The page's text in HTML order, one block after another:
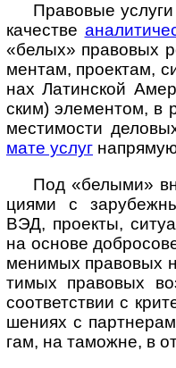
Правовые
каче­стве
«бе­лых» пра­во­вых
мен­там, про­е­к­там,
нах Латин­ской
ским) эле­мен­том, в
мес­ти­мо­сти
мате услуг
Под «белыми»
ци­ями с
ВЭД, прое­кты,
на ос­но­ве
ме­ни­мых пра­во­вых
ти­мых пра­во­вых
соот­вет­ст­вии с
ше­ниях с
гам, на тамо­жне, в